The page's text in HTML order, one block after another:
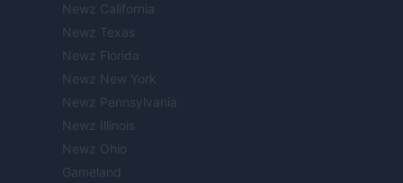
Newz California
Newz Texas
Newz Florida
Newz New York
Newz Pennsylvania
Newz Illinois
Newz Ohio
Gameland